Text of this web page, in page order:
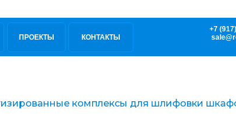
+7
ПРОЕКТЫ КОНТАКТЫ
комплексы для шлифовки